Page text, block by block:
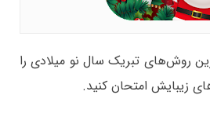
روش‌های تبریک سال نو میلادی را
زیبایش امتحان کنید.